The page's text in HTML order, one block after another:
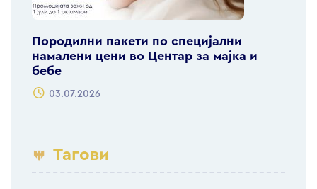
Породилни пакети по специјални
намалени цени во Центар за мајка и
бебе
03.07.2026
Тагови